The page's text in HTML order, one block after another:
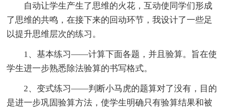
自动让学生产生了思维的火花，互动使同学们形成
了思维的共鸣，在接下来的回动环节，我设计了一些足
以提升思维层次的练习。
1、基本练习——计算下面各题，并且验算。旨在使
学生进一步熟悉除法验算的书写格式。
2、变式练习——判断小马虎的题算对了没有，目的
是进一步巩固验算方法，使学生明确只有验算结果和被